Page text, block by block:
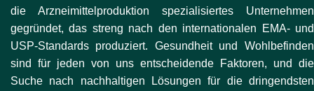
die Arzneimittelproduktion spezialisiertes Unternehmen
gegründet, das streng nach den internationalen EMA- und
USP-Standards produziert. Gesundheit und Wohlbefinden
sind für jeden von uns entscheidende Faktoren, und die
Suche nach nachhaltigen Lösungen für die dringendsten